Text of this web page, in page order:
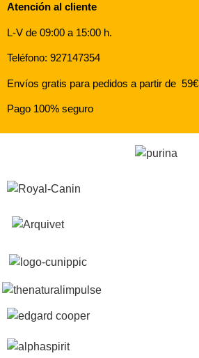
Atención al cliente
L-V de 09:00 a 15:00 h.
Teléfono: 927147354
Envíos gratis para pedidos a partir de 59€
Pago 100% seguro